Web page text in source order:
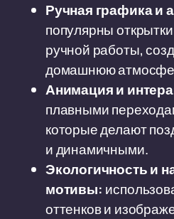
Ручная графика и
популярны
ручной работы,
домашнюю
Анимация и
плавными
которые делают
и динамичными.
Экологичность и
мотивы:
оттенков и